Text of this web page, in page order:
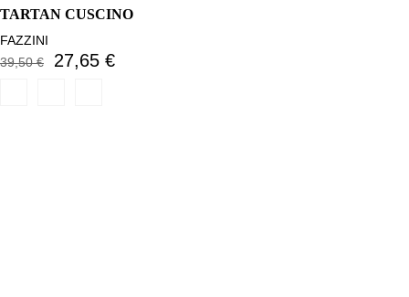
TARTAN CUSCINO
FAZZINI
39,50 €
27,65 €